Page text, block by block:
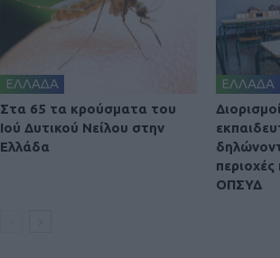
ΕΛΛΑΔΑ
Στα 65 τα κρούσματα του
Ιού Δυτικού Νείλου στην
Ελλάδα
ΕΛΛΑΔΑ
ΟΠΣΥΔ